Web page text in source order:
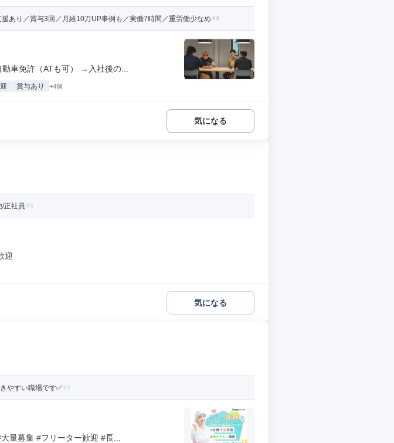
あり／賞与3回／月給10万UP事例も／実働7時間／重労働少なめ
車免許（ATも可） →入社後の...
賞与あり +4個
気になる
/正社員
迎
気になる
やすい職場です✅️
量募集 #フリーター歓迎 #長...